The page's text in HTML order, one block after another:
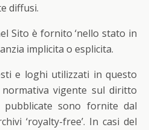
diffusi.
Sito è fornito ‘nello stato in
implicita o esplicita.
e loghi utilizzati in questo
vigente sul diritto
pubblicate sono fornite dal
‘royalty-free’. In casi del